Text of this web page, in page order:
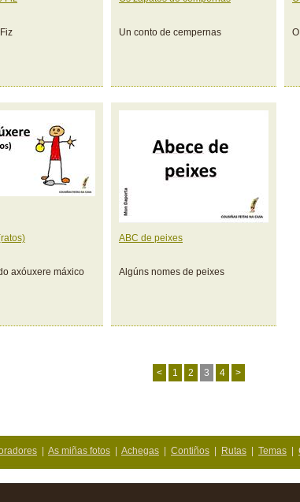
Un conto de cempernas
axóuxere máxico
ABC de peixes
Algúns nomes de peixes
< 1 2 3 4 >
As miñas fotos Achegas Contiños Rutas Temas